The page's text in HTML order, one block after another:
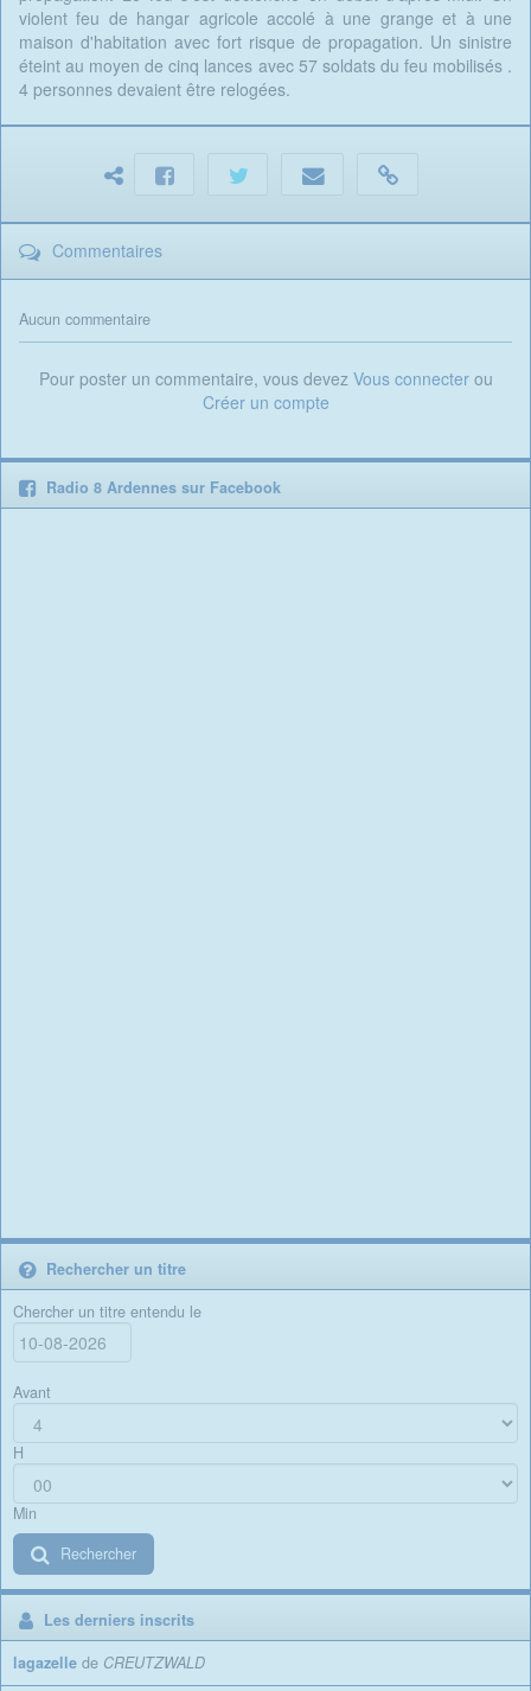
violent feu de hangar agricole accolé à une grange et à une
maison d'habitation avec fort risque de propagation. Un sinistre
éteint au moyen de cinq lances avec 57 soldats du feu mobilisés .
4 personnes devaient être relogées.
Commentaires
Aucun commentaire
Pour poster un commentaire, vous devez Vous connecterou
Créer un compte
Radio 8 Ardennes sur Facebook
Rechercher un titre
Chercher un titre entendu le
Avant
H
Min
Rechercher
Les derniers inscrits
lagazelle de CREUTZWALD